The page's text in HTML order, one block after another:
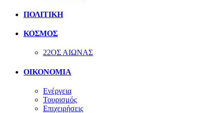
ΠΟΛΙΤΙΚΗ
ΚΟΣΜΟΣ
22ΟΣ ΑΙΩΝΑΣ
ΟΙΚΟΝΟΜΙΑ
Ενέργεια
Τουρισμός
Επιχειρήσεις